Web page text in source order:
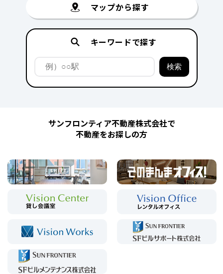
マップから探す
キーワードで探す
サンフロンティア不動産株式会社で
不動産をお探しの方